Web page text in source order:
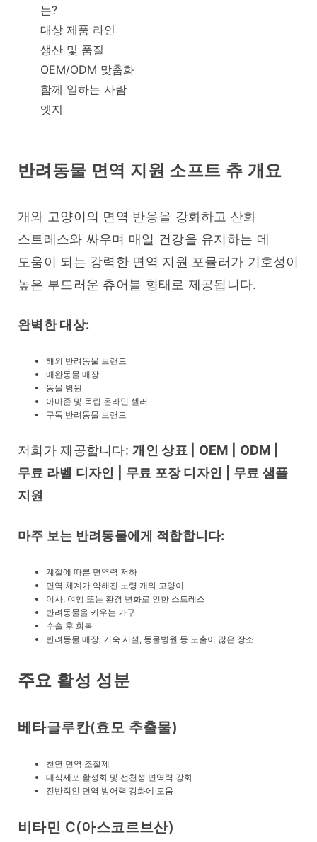
는?
대상 제품 라인
생산 및 품질
OEM/ODM 맞춤화
함께 일하는 사람
엣지
반려동물 면역 지원 소프트 츄 개요
개와 고양이의 면역 반응을 강화하고 산화
스트레스와 싸우며 매일 건강을 유지하는 데
도움이 되는 강력한 면역 지원 포뮬러가 기호성이
높은 부드러운 츄어블 형태로 제공됩니다.
완벽한 대상:
해외 반려동물 브랜드
애완동물 매장
동물 병원
아마존 및 독립 온라인 셀러
구독 반려동물 브랜드
저희가 제공합니다: 개인 상표 | OEM | ODM |
무료 라벨 디자인 | 무료 포장 디자인 | 무료 샘플
지원
마주 보는 반려동물에게 적합합니다:
계절에 따른 면역력 저하
면역 체계가 약해진 노령 개와 고양이
이사, 여행 또는 환경 변화로 인한 스트레스
반려동물을 키우는 가구
수술 후 회복
반려동물 매장, 기숙 시설, 동물병원 등 노출이 많은 장소
주요 활성 성분
베타글루칸(효모 추출물)
천연 면역 조절제
대식세포 활성화 및 선천성 면역력 강화
전반적인 면역 방어력 강화에 도움
비타민 C(아스코르브산)